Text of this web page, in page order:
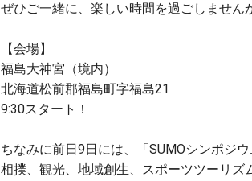
ぜひご一緒に、楽しい時間を過ごしません
【会場】
福島大神宮（境内）
北海道松前郡福島町字福島21
9:30スタート！
ちなみに前日9日には、「SUMOシンポジウ
相撲、観光、地域創生、スポーツツーリ